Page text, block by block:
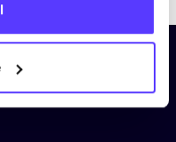
lettre
informé !